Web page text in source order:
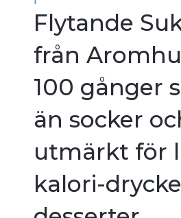
Flytande
från
100 gånger
än socker
utmärkt för
kalori-